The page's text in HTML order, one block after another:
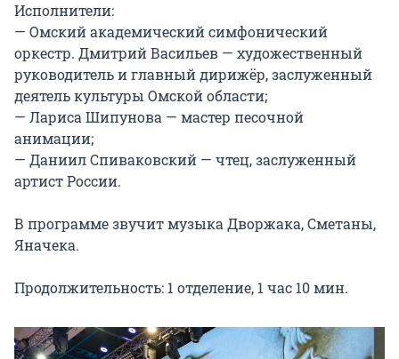
Исполнители:
— Омский академический симфонический
оркестр. Дмитрий Васильев — художественный
руководитель и главный дирижёр, заслуженный
деятель культуры Омской области;
— Лариса Шипунова — мастер песочной
анимации;
— Даниил Спиваковский — чтец, заслуженный
артист России.
В программе звучит музыка Дворжака, Сметаны,
Яначека.
Продолжительность: 1 отделение, 1 час 10 мин.